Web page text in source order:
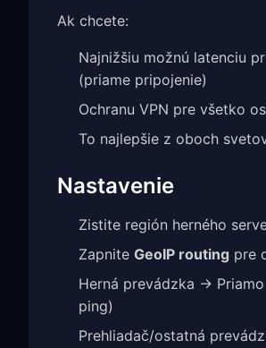
Ak chcete:
Najnižšiu možnú latenciu
(priame pripojenie)
Ochranu VPN pre všetko
To najlepšie z oboch
Nastavenie
Zistite región herného
Zapnite GeoIP routing pre
Herná prevádzka →
ping)
Prehliadač/ostatná